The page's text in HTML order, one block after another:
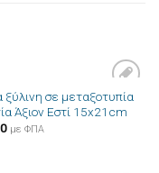
Πρόσθήκη
στην λίστα
ξύλινη σε μεταξοτυπία
Άξιον Εστί 15x21cm
με ΦΠΑ